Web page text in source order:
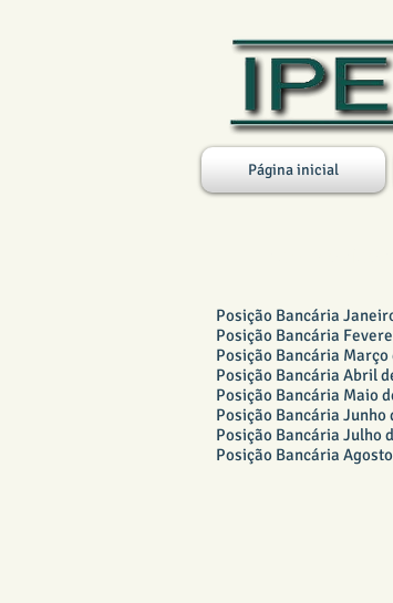
Página inicial
Posição Bancária
Posição Bancária
Posição Bancária Março
Posição Bancária Abril
Posição Bancária Maio
Posição Bancária Junho
Posição Bancária Julho
Posição Bancária